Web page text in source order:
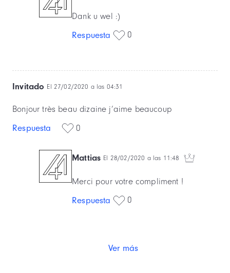
Dank u wel :)
Respuesta
0
Invitado El 27/02/2020 a las 04:31
Bonjour très beau dizaine j’aime beaucoup
Respuesta
0
Mattias El 28/02/2020 a las 11:48
Merci pour votre compliment !
Respuesta
0
Ver más